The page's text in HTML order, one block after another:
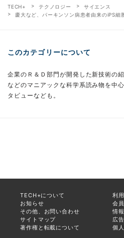
TECH+ テクノロジー
サイエンス
慶大など、パーキンソン病患者由来のiPS
このカテゴリーについて
企業のＲ＆Ｄ部門が開発した新技術の
などのマニアックな科学系読み物を中
タビューなども。
TECH+について
利
お知らせ
会
その他、お問い合わせ
情
サイトマップ
広
著作権と転載について
個